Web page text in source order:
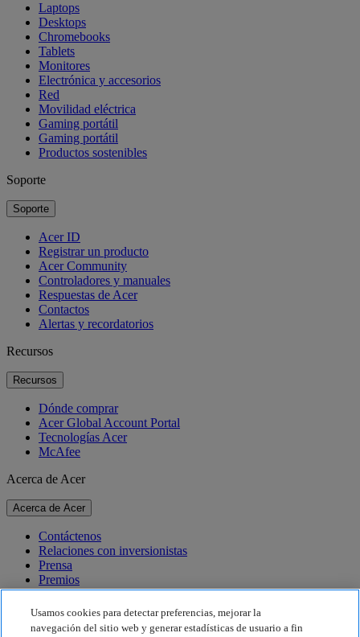
Laptops
Desktops
Chromebooks
Tablets
Monitores
Electrónica y accesorios
Red
Movilidad eléctrica
Gaming portátil
Gaming portátil
Productos sostenibles
Soporte
Soporte
Acer ID
Registrar un producto
Acer Community
Controladores y manuales
Respuestas de Acer
Contactos
Alertas y recordatorios
Recursos
Recursos
Dónde comprar
Acer Global Account Portal
Tecnologías Acer
McAfee
Acerca de Acer
Acerca de Acer
Contáctenos
Relaciones con inversionistas
Prensa
Premios
Eventos
Sostenibilidad
Usamos cookies para detectar preferencias, mejorar la
navegación del sitio web y generar estadísticas de usuario a fin